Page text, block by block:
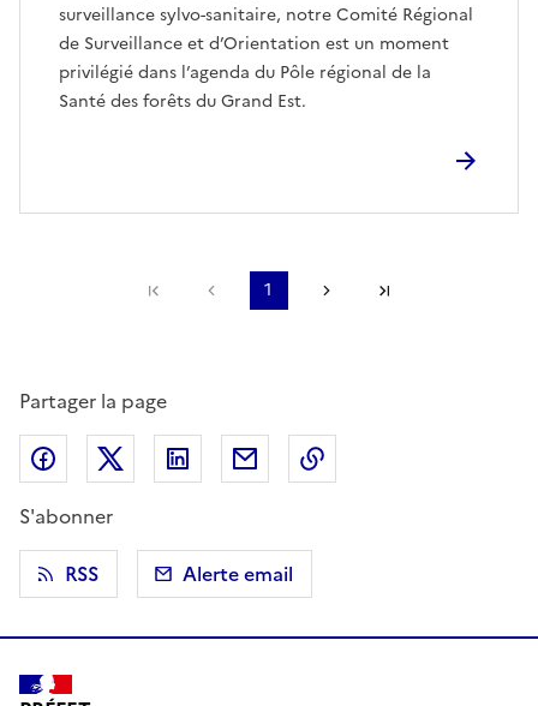
surveillance sylvo-sanitaire, notre Comité Régional
de Surveillance et d’Orientation est un moment
privilégié dans l’agenda du Pôle régional de la
Santé des forêts du Grand Est.
Première pagePage précédente
1 Page suivante
Partager la page
Partager sur Facebook
Partager sur X (anciennement Twitter)
Partager sur LinkedIn
Partager par email
S'abonner
RSS
Alerte email